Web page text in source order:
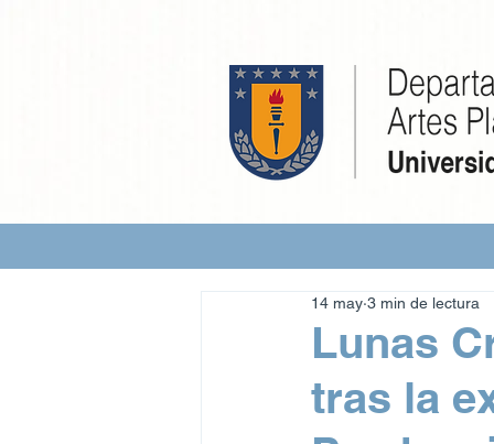
Lunas
tras la
14 may 3 min de lectura